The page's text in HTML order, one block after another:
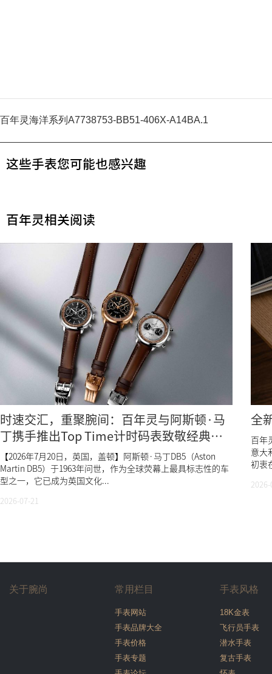
百年灵海洋系列A7738753-BB51-406X-A14BA.1
这些手表您可能也感兴趣
百年灵相关阅读
时速交汇，重聚腕间：百年灵与阿斯顿·马
丁携手推出Top Time计时码表致敬经典
DB5
【2026年7月20日，英国，盖顿】阿斯顿·马丁DB5（Aston
Martin DB5）于1963年问世，作为全球荧幕上最具标志性的车
型之一，它已成为英国文化...
2026-07-21
全
百年
意大
初衷
关于腕尚 常用栏目
手表网站
手表品牌大全
手表价格
手表专题
手表风格
18K金表
飞行员手表
潜水手表
复古手表